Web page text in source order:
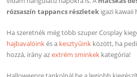
rózsaszín tappancs részletek igazi kawaii
Ha szeretnék még több szuper Cosplay
hajbavalóinkés a kesztyűink között, ha
hozzá, irány azextrém sminkek kategória!